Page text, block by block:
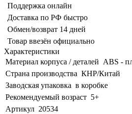
Поддержка онлайн
Доставка по РФ быстро
Обмен/возврат 14 дней
Товар ввезён официально
Характеристики
Материал корпуса / деталей ABS -
Страна производства КНР/Китай
Заводская упаковка в коробке
Рекомендуемый возраст 5+
Артикул 20534